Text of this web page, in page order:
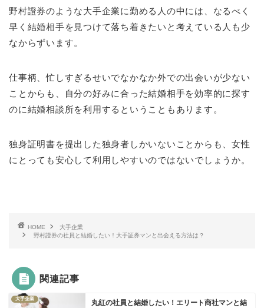
野村證券のような大手企業に勤める人の中には、なるべく
早く結婚相手を見つけて落ち着きたいと考えている人も少
なからずいます。
仕事柄、忙しすぎるせいでなかなか外での出会いが少ない
ことからも、自分の好みに合った結婚相手を効率的に探す
のに結婚相談所を利用するということもあります。
独身証明書を提出した独身者しかいないことからも、女性
にとっても安心して利用しやすいのではないでしょうか。
HOME
大手企業
野村證券の社員と結婚したい！大手証券マンと出会える方法は？
関連記事
大手企業
丸紅の社員と結婚したい！エリート商社マンと結